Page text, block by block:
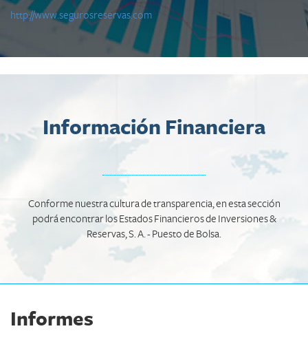
http://www.segurosreservas.com
Información Financiera
Conforme nuestra cultura de transparencia, en esta sección
podrá encontrar los Estados Financieros de Inversiones &
Reservas, S. A. - Puesto de Bolsa.
Informes